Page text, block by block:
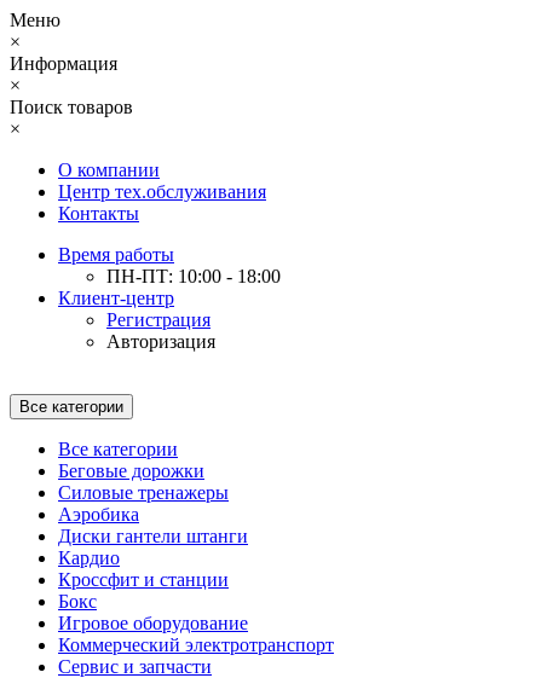
Меню
×
Информация
×
Поиск товаров
×
О компании
Центр тех.обслуживания
Контакты
Время работы
ПН-ПТ: 10:00 - 18:00
Клиент-центр
Регистрация
Авторизация
Все категории
Все категории
Беговые дорожки
Силовые тренажеры
Аэробика
Диски гантели штанги
Кардио
Кроссфит и станции
Бокс
Игровое оборудование
Коммерческий электротранспорт
Сервис и запчасти